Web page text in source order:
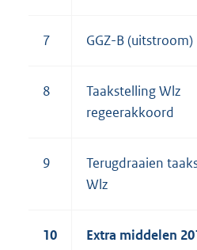
7 GGZ-B (uitstroom)
8
Taakstelling Wlz
regeerakkoord
9
Terugdraaien
Wlz
10 Extra middelen